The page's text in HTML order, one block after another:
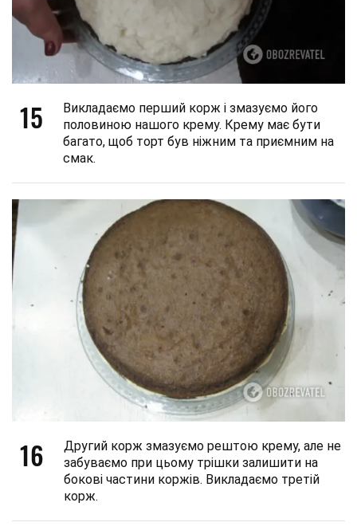
15
Викладаємо перший корж і змазуємо його
половиною нашого крему. Крему має бути
багато, щоб торт був ніжним та приємним на
смак.
16
Другий корж змазуємо рештою крему, але не
забуваємо при цьому трішки залишити на
бокові частини коржів. Викладаємо третій
корж.